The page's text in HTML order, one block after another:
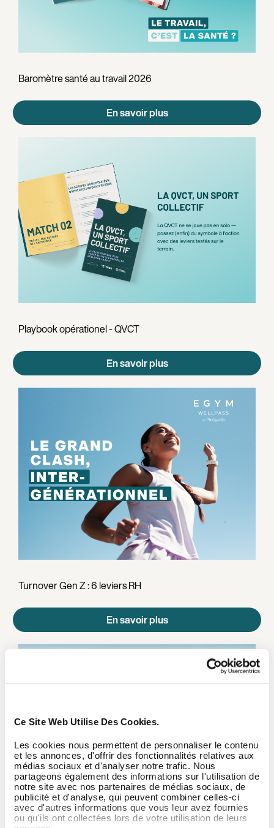
Ce Site Web Utilise Des Cookies.
Les cookies nous permettent de personnaliser le contenu
et les annonces, d'offrir des fonctionnalités relatives aux
médias sociaux et d'analyser notre trafic. Nous
partageons également des informations sur l'utilisation de
notre site avec nos partenaires de médias sociaux, de
publicité et d'analyse, qui peuvent combiner celles-ci
avec d'autres informations que vous leur avez fournies
ou qu'ils ont collectées lors de votre utilisation de leurs
Baromètre santé au travail 2026
En savoir plus
Playbook opérationel - QVCT
En savoir plus
Turnover Gen Z : 6 leviers RH
En savoir plus